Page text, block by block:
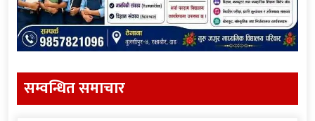
सम्वन्धित समाचार